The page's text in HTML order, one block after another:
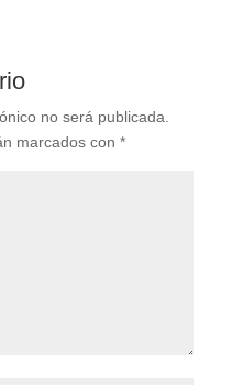
no será publicada.
marcados con *